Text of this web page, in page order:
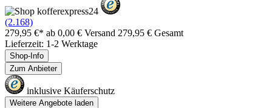
(2.168)
279,95 €* ab 0,00 € Versand 279,95 € Gesamt
Lieferzeit: 1-2 Werktage
Shop-Info
Zum Anbieter
inklusive Käuferschutz
Weitere Angebote laden